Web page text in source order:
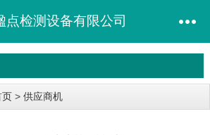
点检测设备有限公司
页 > 供应商机